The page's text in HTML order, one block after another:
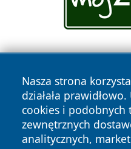
Nasza strona
działała
cookies i
zewnętrznych
analitycznych,
Copyright © 2026
zastrzeżone.